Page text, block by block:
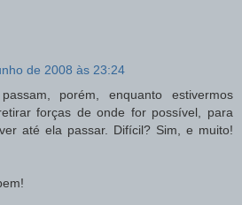
de 2008 às 23:24
porém, enquanto estivermos
forças de onde for possível, para
até ela passar. Difícil? Sim, e muito!